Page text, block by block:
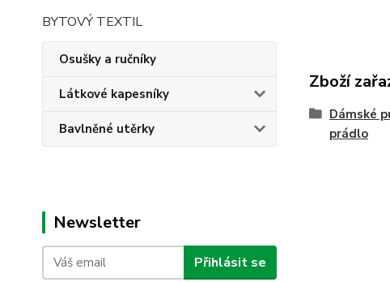
BYTOVÝ TEXTIL
Osušky a ručníky
Látkové kapesníky
Bavlněné utěrky
Newsletter
Přihlásit se
Zboží
Dámské
prádlo